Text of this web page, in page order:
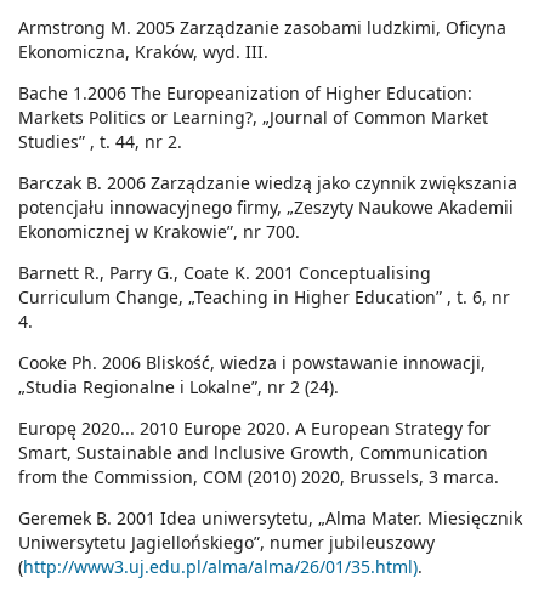
Armstrong M. 2005 Zarządzanie zasobami ludzkimi, Oficyna
Ekonomiczna, Kraków, wyd. III.
Bache 1.2006 The Europeanization of Higher Education:
Markets Politics or Learning?, „Journal of Common Market
Studies” , t. 44, nr 2.
Barczak B. 2006 Zarządzanie wiedzą jako czynnik zwiększania
potencjału innowacyjnego firmy, „Zeszyty Naukowe Akademii
Ekonomicznej w Krakowie”, nr 700.
Barnett R., Parry G., Coate K. 2001 Conceptualising
Curriculum Change, „Teaching in Higher Education” , t. 6, nr
4.
Cooke Ph. 2006 Bliskość, wiedza i powstawanie innowacji,
„Studia Regionalne i Lokalne”, nr 2 (24).
Europę 2020... 2010 Europe 2020. A European Strategy for
Smart, Sustainable and lnclusive Growth, Communication
from the Commission, COM (2010) 2020, Brussels, 3 marca.
Geremek B. 2001 Idea uniwersytetu, „Alma Mater. Miesięcznik
Uniwersytetu Jagiellońskiego”, numer jubileuszowy
(http://www3.uj.edu.pl/alma/alma/26/01/35.html).